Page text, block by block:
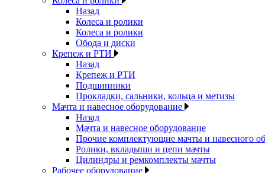
Назад
Колеса и ролики
Колеса и ролики
Обода и диски
Крепеж и РТИ
Назад
Крепеж и РТИ
Подшипники
Прокладки, сальники, кольца и метизы
Мачта и навесное оборудование
Назад
Мачта и навесное оборудование
Прочие комплектующие мачты и навесного
Ролики, вкладыши и цепи мачты
Цилиндры и ремкомплекты мачты
Рабочее оборудование